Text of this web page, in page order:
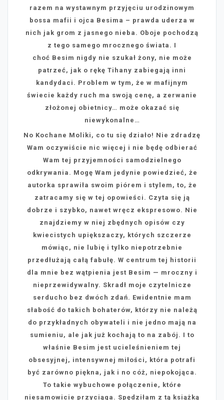
razem na wystawnym przyjęciu urodzinowym
bossa mafii i ojca Besima – prawda uderza w
nich jak grom z jasnego nieba. Oboje pochodzą
z tego samego mrocznego świata. I
choć Besim nigdy nie szukał żony, nie może
patrzeć, jak o rękę Tihany zabiegają inni
kandydaci. Problem w tym, że w mafijnym
świecie każdy ruch ma swoją cenę, a zerwanie
złożonej obietnicy… może okazać się
niewykonalne…
No Kochane Moliki, co tu się działo! Nie zdradzę
Wam oczywiście nic więcej i nie będę odbierać
Wam tej przyjemności samodzielnego
odkrywania. Mogę Wam jedynie powiedzieć, że
autorka sprawiła swoim piórem i stylem, to, że
zatracamy się w tej opowieści. Czyta się ją
dobrze i szybko, nawet wręcz ekspresowo. Nie
znajdziemy w niej zbędnych opisów czy
kwiecistych upiększaczy, których szczerze
mówiąc, nie lubię i tylko niepotrzebnie
przedłużają całą fabułę. W centrum tej historii
dla mnie bez wątpienia jest Besim — mroczny i
nieprzewidywalny. Skradł moje czytelnicze
serducho bez dwóch zdań. Ewidentnie mam
słabość do takich bohaterów, którzy nie należą
do przykładnych obywateli i nie jedno mają na
sumieniu, ale jak już kochają to na zabój. I to
właśnie Besim jest ucieleśnieniem tej
obsesyjnej, intensywnej miłości, która potrafi
być zarówno piękna, jak i no cóż, niepokojąca.
To takie wybuchowe połączenie, które
niesamowicie przyciąga. Spędziłam z tą książką